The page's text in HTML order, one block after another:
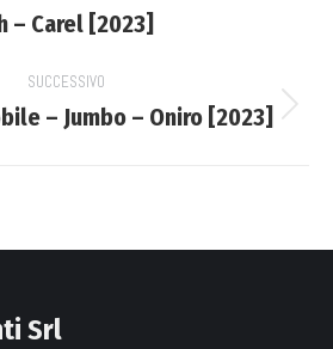
Previous
– Carel [2023]
SUCCESSIVO
Next
– Jumbo – Oniro [2023]
Srl